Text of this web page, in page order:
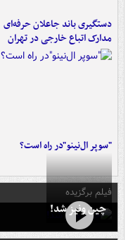
دستگیری باند جاعلان حرفه‌ای
مدارک اتباع خارجی در تهران
"سوپر ال‌نینو"در راه است؟
فیلم برگزیده
چین ونیز شد!